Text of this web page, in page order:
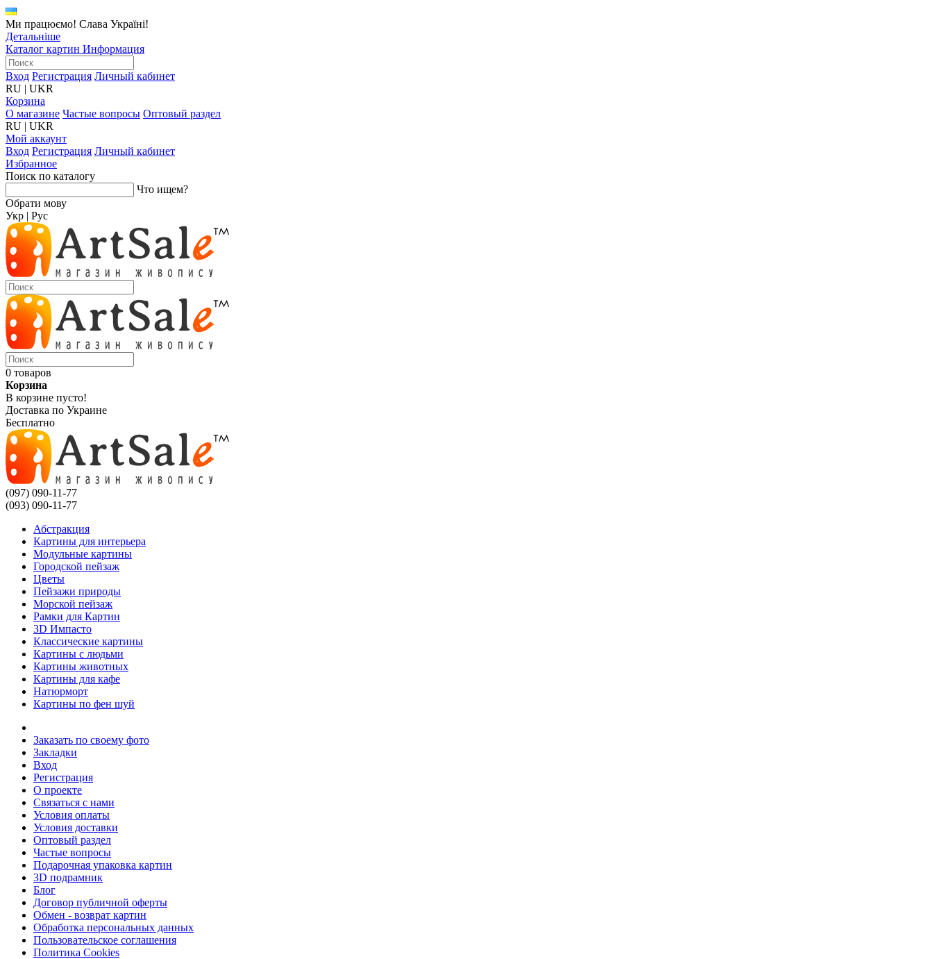
Ми працюємо! Слава Україні!
Детальніше
Каталог картин Информация
Вход Регистрация Личный кабинет
RU | UKR
Корзина
О магазине Частые вопросы Оптовый раздел
RU | UKR
Мой аккаунт
Вход Регистрация Личный кабинет
Избранное
Поиск по каталогу
Что ищем?
Обрати мову
Укр | Рус
0 товаров
Корзина
В корзине пусто!
Доставка по Украине
Бесплатно
(097) 090-11-77
(093) 090-11-77
Абстракция
Картины для интерьера
Модульные картины
Городской пейзаж
Цветы
Пейзажи природы
Морской пейзаж
Рамки для Картин
3D Импасто
Классические картины
Картины с людьми
Картины животных
Картины для кафе
Натюрморт
Картины по фен шуй
Заказать по своему фото
Закладки
Вход
Регистрация
О проекте
Связаться с нами
Условия оплаты
Условия доставки
Оптовый раздел
Частые вопросы
Подарочная упаковка картин
3D подрамник
Блог
Договор публичной оферты
Обмен - возврат картин
Обработка персональных данных
Пользовательское соглашения
Политика Cookies